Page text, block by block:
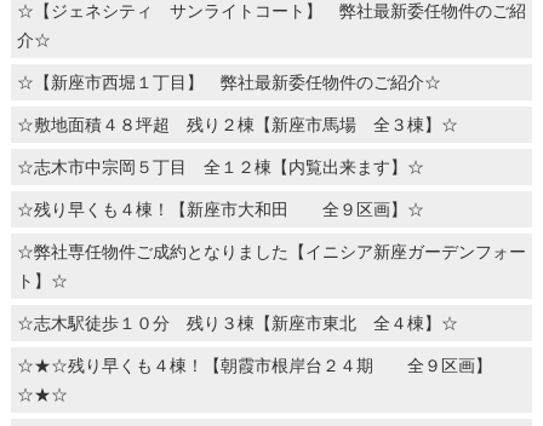
☆【ジェネシティ サンライトコート】 弊社最新委任物件のご紹
介☆
☆【新座市西堀１丁目】 弊社最新委任物件のご紹介☆
☆敷地面積４８坪超 残り２棟【新座市馬場 全３棟】☆
☆志木市中宗岡５丁目 全１２棟【内覧出来ます】☆
☆残り早くも４棟！【新座市大和田 全９区画】☆
☆弊社専任物件ご成約となりました【イニシア新座ガーデンフォー
ト】☆
☆志木駅徒歩１０分 残り３棟【新座市東北 全４棟】☆
☆★☆残り早くも４棟！【朝霞市根岸台２４期 全９区画】
☆★☆